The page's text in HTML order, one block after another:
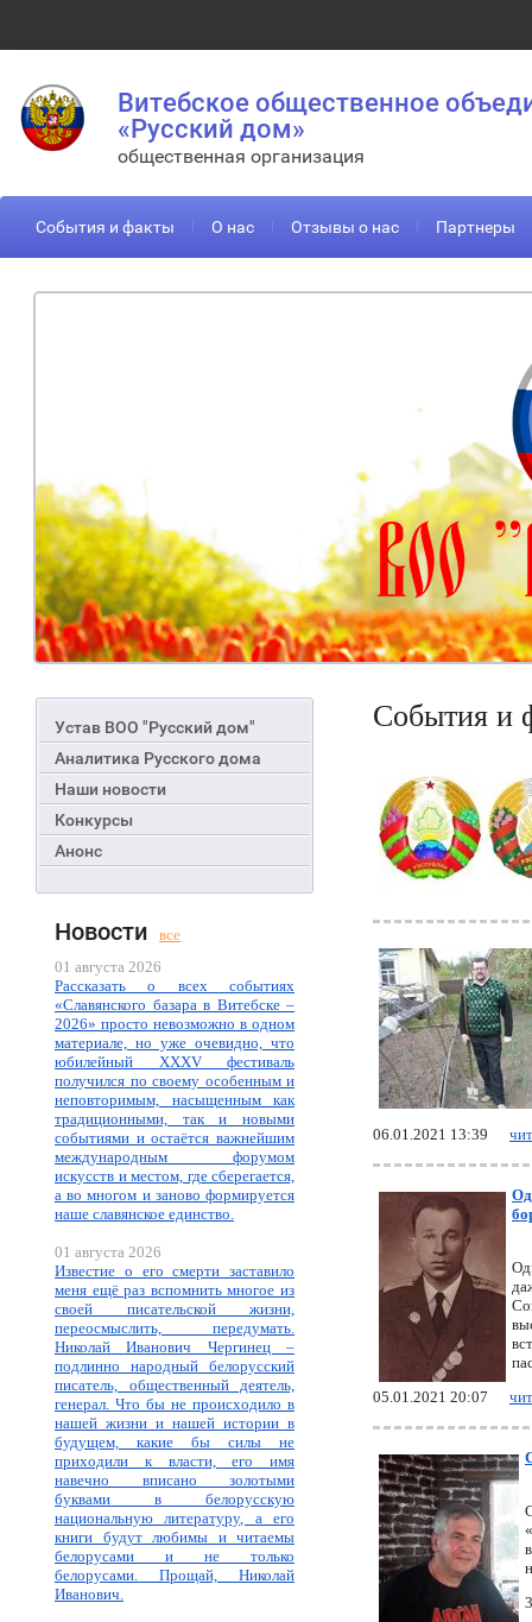
Витебское общественное
«Русский дом»
общественная организация
События и факты О нас Отзывы о нас Партнеры
Устав ВОО "Русский дом"
Аналитика Русского дома
Наши новости
Конкурсы
Анонс
Новости
все
01 августа 2026
Рассказать о всех событиях
«Славянского базара в Витебске –
2026» просто невозможно в одном
материале, но уже очевидно, что
юбилейный XXXV фестиваль
получился по своему особенным и
неповторимым, насыщенным как
традиционными, так и новыми
событиями и остаётся важнейшим
международным форумом
искусств и местом, где сберегается,
а во многом и заново формируется
наше славянское единство.
01 августа 2026
Известие о его смерти заставило
меня ещё раз вспомнить многое из
своей писательской жизни,
переосмыслить, передумать.
Николай Иванович Чергинец –
подлинно народный белорусский
писатель, общественный деятель,
генерал. Что бы не происходило в
нашей жизни и нашей истории в
будущем, какие бы силы не
приходили к власти, его имя
навечно вписано золотыми
буквами в белорусскую
национальную литературу, а его
книги будут любимы и читаемы
белорусами и не только
белорусами. Прощай, Николай
Иванович.
События и
06.01.2021 13:39
05.01.2021 20:07